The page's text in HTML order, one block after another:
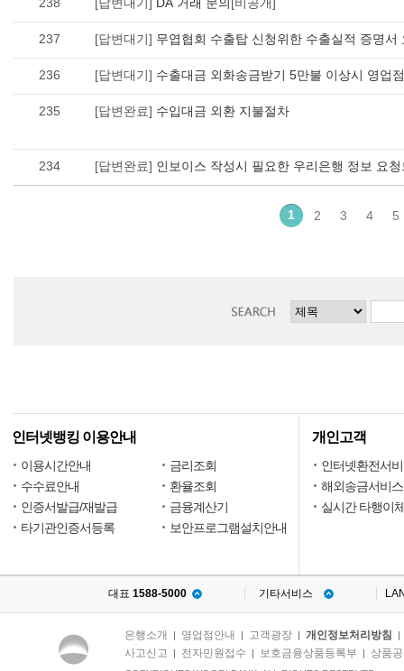
238 [답변대기] DA 거래 문의[비공개]
237 [답변대기] 무엽협회 수출탑 신청위한 수출실적 증명서
236 [답변대기]
235 [답변완료] 수입대금 외환 지불절차
234 [답변완료] 인보이스 작성시 필요한 우리은행 정보 요
1 2 3 4 5
인터넷뱅킹 이용안내
이용시간안내
금리조회
수수료안내
환율조회
인증서발급/재발급
금융계산기
타기관인증서등록
보안프로그램설치안내
개인고객
인터넷환전서
해외송금서비스
실시간 타행이
대표 1588-5000 기타서비스
은행소개 영업점안내 고객광장| 개인정보처리방침
사고신고 전자민원접수 보호금융상품등록부 상품